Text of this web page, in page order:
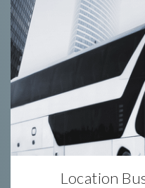
Location